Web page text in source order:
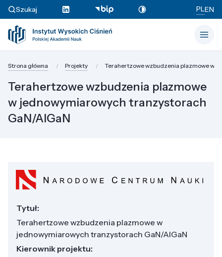
Szukaj PLEN
Strona główna Projekty Terahertzowe wzbudzenia plazmowe w
Terahertzowe wzbudzenia plazmowe
w jednowymiarowych tranzystorach
GaN/AlGaN
Tytuł:
Terahertzowe wzbudzenia plazmowe w
jednowymiarowych tranzystorach GaN/AlGaN
Kierownik projektu: